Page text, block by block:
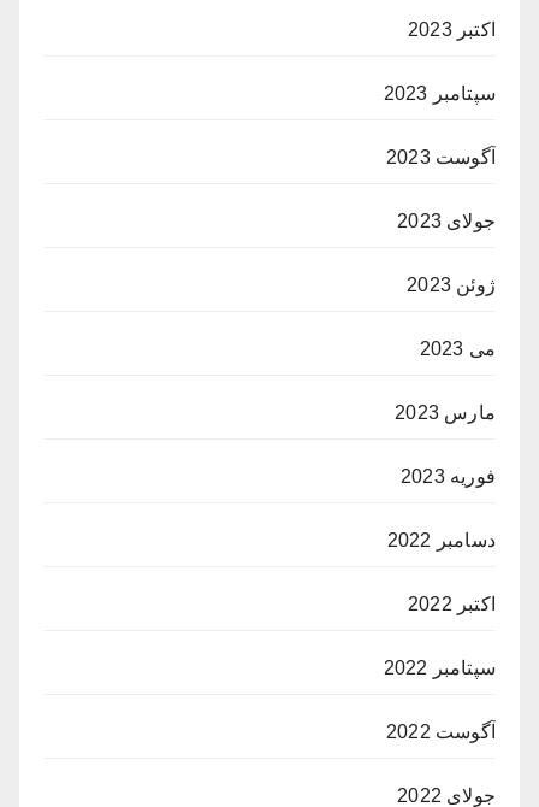
اکتبر 2023
سپتامبر 2023
آگوست 2023
جولای 2023
ژوئن 2023
می 2023
مارس 2023
فوریه 2023
دسامبر 2022
اکتبر 2022
سپتامبر 2022
آگوست 2022
جولای 2022